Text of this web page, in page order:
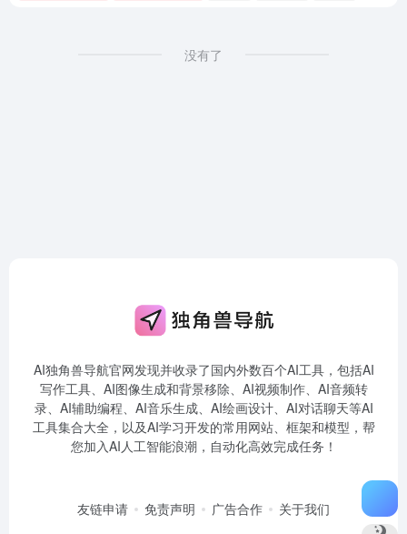
没有了
AI独角兽导航官网发现并收录了国内外数百个AI工具，包括AI
写作工具、AI图像生成和背景移除、AI视频制作、AI音频转
录、AI辅助编程、AI音乐生成、AI绘画设计、AI对话聊天等AI
工具集合大全，以及AI学习开发的常用网站、框架和模型，帮
您加入AI人工智能浪潮，自动化高效完成任务！
友链申请 免责声明 广告合作 关于我们